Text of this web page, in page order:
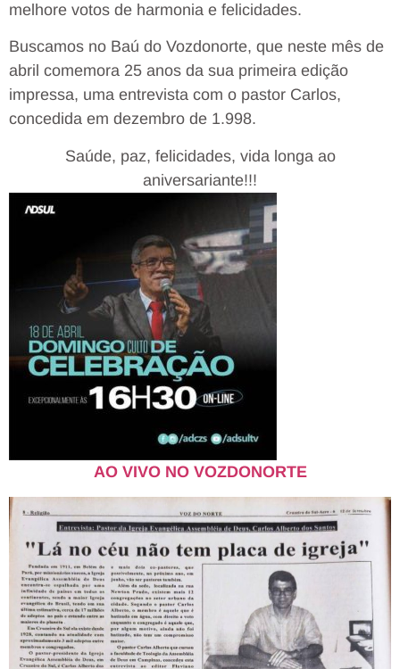
melhore votos de harmonia e felicidades.
Buscamos no Baú do Vozdonorte, que neste mês de
abril comemora 25 anos da sua primeira edição
impressa, uma entrevista com o pastor Carlos,
concedida em dezembro de 1.998.
Saúde, paz, felicidades, vida longa ao
aniversariante!!!
AO VIVO NO VOZDONORTE